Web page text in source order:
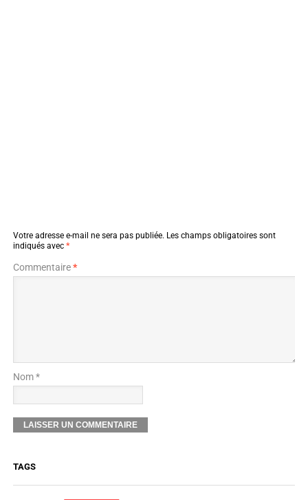
Votre adresse e-mail ne sera pas publiée. Les champs obligatoires sont
indiqués avec *
Commentaire*
Nom *
TAGS